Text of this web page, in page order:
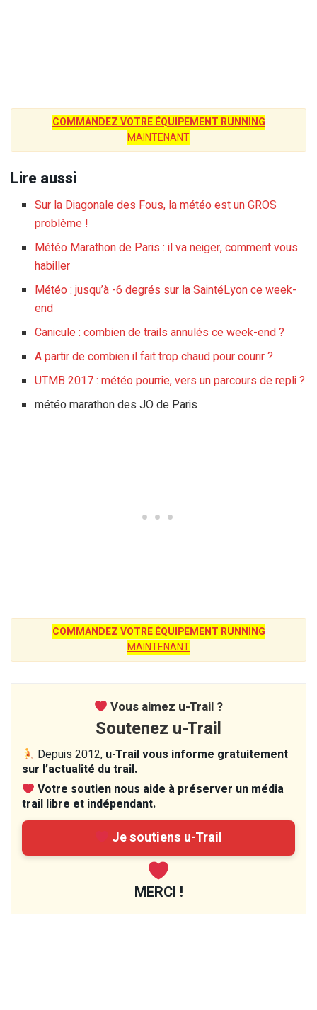
COMMANDEZ VOTRE ÉQUIPEMENT RUNNING
MAINTENANT
Lire aussi
Sur la Diagonale des Fous, la météo est un GROS
problème !
Météo Marathon de Paris : il va neiger, comment vous
habiller
Météo : jusqu’à -6 degrés sur la SaintéLyon ce week-
end
Canicule : combien de trails annulés ce week-end ?
A partir de combien il fait trop chaud pour courir ?
UTMB 2017 : météo pourrie, vers un parcours de repli ?
météo marathon des JO de Paris
COMMANDEZ VOTRE ÉQUIPEMENT RUNNING
MAINTENANT
Vous aimez u-Trail ?
Soutenez u-Trail
Depuis 2012, u-Trail vous informe gratuitement
sur l’actualité du trail.
Votre soutien nous aide à préserver un média
trail libre et indépendant.
Je soutiens u-Trail
MERCI !